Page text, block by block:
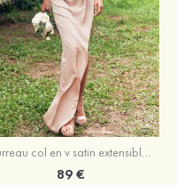
Fourreau col en v satin extensible asymétrique robe de demoiselle d'honneur
89 €